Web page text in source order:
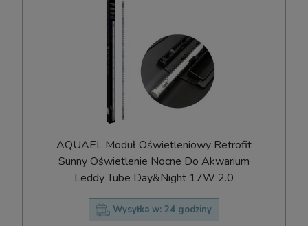
AQUAEL Moduł Oświetleniowy Retrofit
Sunny Oświetlenie Nocne Do Akwarium
Leddy Tube Day&Night 17W 2.0
Wysyłka w: 24 godziny